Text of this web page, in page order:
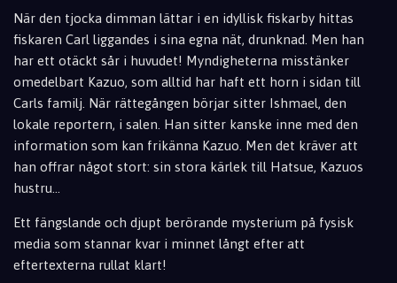
När den tjocka dimman lättar i en idyllisk fiskarby hittas
fiskaren Carl liggandes i sina egna nät, drunknad. Men han
har ett otäckt sår i huvudet! Myndigheterna misstänker
omedelbart Kazuo, som alltid har haft ett horn i sidan till
Carls familj. När rättegången börjar sitter Ishmael, den
lokale reportern, i salen. Han sitter kanske inne med den
information som kan frikänna Kazuo. Men det kräver att
han offrar något stort: sin stora kärlek till Hatsue, Kazuos
hustru...
Ett fängslande och djupt berörande mysterium på fysisk
media som stannar kvar i minnet långt efter att
eftertexterna rullat klart!